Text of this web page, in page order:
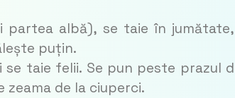
partea albă), se taie în
puțin.
se taie felii. Se pun peste prazul
zeama de la ciuperci.